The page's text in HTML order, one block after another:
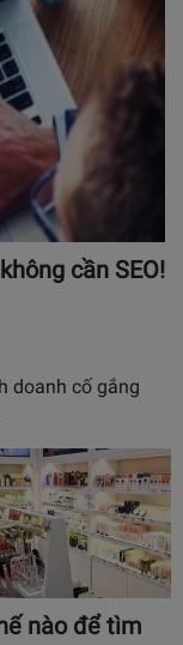
cần SEO!
doanh cố gắng
nào để tìm